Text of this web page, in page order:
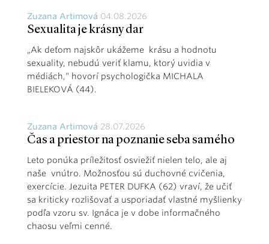
Zuzana Artimová 04.08.2026
Sexualita je krásny dar
„Ak deťom najskôr ukážeme krásu a hodnotu
sexuality, nebudú veriť klamu, ktorý uvidia v
médiách,“ hovorí psychologička MICHALA
BIELEKOVÁ (44).
Zuzana Artimová 28.07.2026
Čas a priestor na poznanie seba samého
Leto ponúka príležitosť osviežiť nielen telo, ale aj
naše vnútro. Možnosťou sú duchovné cvičenia,
exercície. Jezuita PETER DUFKA (62) vraví, že učiť
sa kriticky rozlišovať a usporiadať vlastné myšlienky
podľa vzoru sv. Ignáca je v dobe informačného
chaosu veľmi cenné.